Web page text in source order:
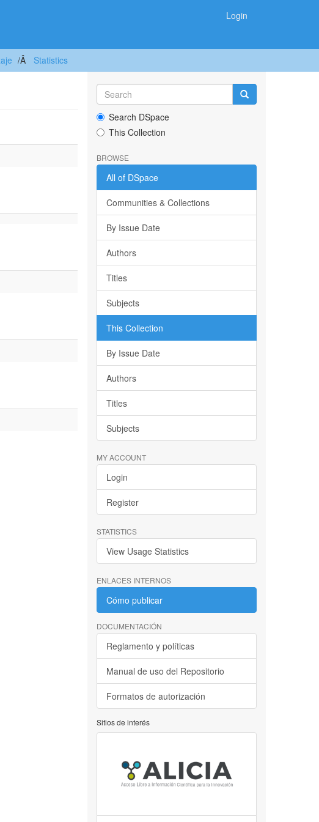
Login
Statistics
Search DSpace
This Collection
BROWSE
All of DSpace
Communities & Collections
By Issue Date
Authors
Titles
Subjects
This Collection
By Issue Date
Authors
Titles
Subjects
MY ACCOUNT
Login
Register
STATISTICS
View Usage Statistics
ENLACES INTERNOS
Cómo publicar
DOCUMENTACIÓN
Reglamento y políticas
Manual de uso del Repositorio
Formatos de autorización
Sitios de interés